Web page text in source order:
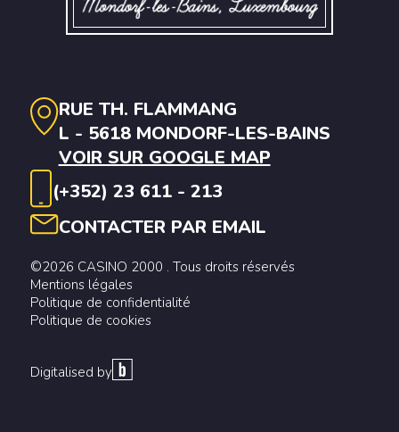
RUE TH. FLAMMANG
L - 5618 MONDORF-LES-BAINS
VOIR SUR GOOGLE MAP
(+352) 23 611 - 213
CONTACTER PAR EMAIL
©2026 CASINO 2000 . Tous droits réservés
Mentions légales
Politique de confidentialité
Politique de cookies
Digitalised by